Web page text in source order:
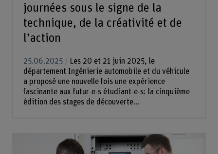
journées sous le signe de la
technique, de la créativité et de
l’action
25.06.2025
Les 20 et 21 juin 2025, le
département Ingénierie automobile et du véhicule
a proposé une nouvelle fois une expérience
fascinante aux futur-e-s étudiant-e-s: la cinquième
édition des stages de découverte...